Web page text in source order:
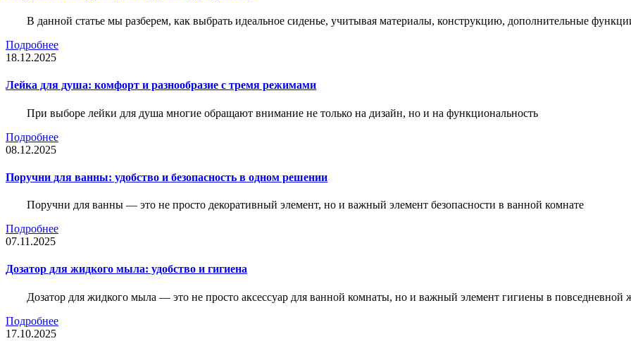
В данной статье мы разберем, как выбрать идеальное сиденье, учитывая материалы, конструкцию, дополнительные
Подробнее
18.12.2025
Лейка для душа: комфорт и разнообразие с тремя режимами
При выборе лейки для душа многие обращают внимание не только на дизайн, но и на функциональность
Подробнее
08.12.2025
Поручни для ванны: удобство и безопасность в одном решении
Поручни для ванны — это не просто декоративный элемент, но и важный элемент безопасности в ванной комнате
Подробнее
07.11.2025
Дозатор для жидкого мыла: удобство и гигиена
Дозатор для жидкого мыла — это не просто аксессуар для ванной комнаты, но и важный элемент гигиены в повседневной
Подробнее
17.10.2025